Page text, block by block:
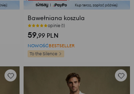
Bawełniana koszula
opinie (1)
59,99 PLN
NOWOŚĆBESTSELLER
To the Silence